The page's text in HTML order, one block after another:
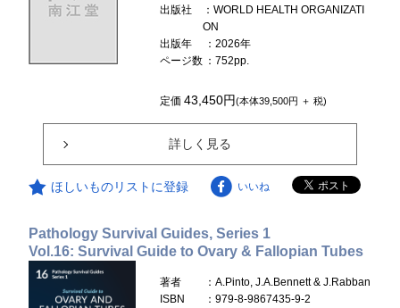
出版社
：WORLD HEALTH ORGANIZATI
ON
出版年
：2026年
ページ数 ：752pp.
定価43,450円(本体39,500円 ＋ 税)
詳しく見る
ほしいものリストに登録 いいね
Pathology Survival Guides, Series 1
Vol.16: Survival Guide to Ovary & Fallopian Tubes
著者
：A.Pinto, J.A.Bennett & J.Rabban
ISBN
：979-8-9867435-9-2